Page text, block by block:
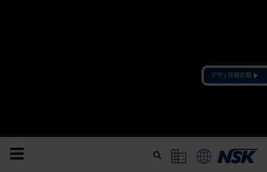
デモ / 見積依頼